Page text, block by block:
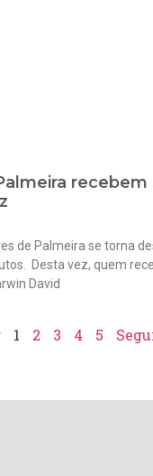
recebem
de Palmeira se torna
Desta vez, quem
David
1 2 3 4 5